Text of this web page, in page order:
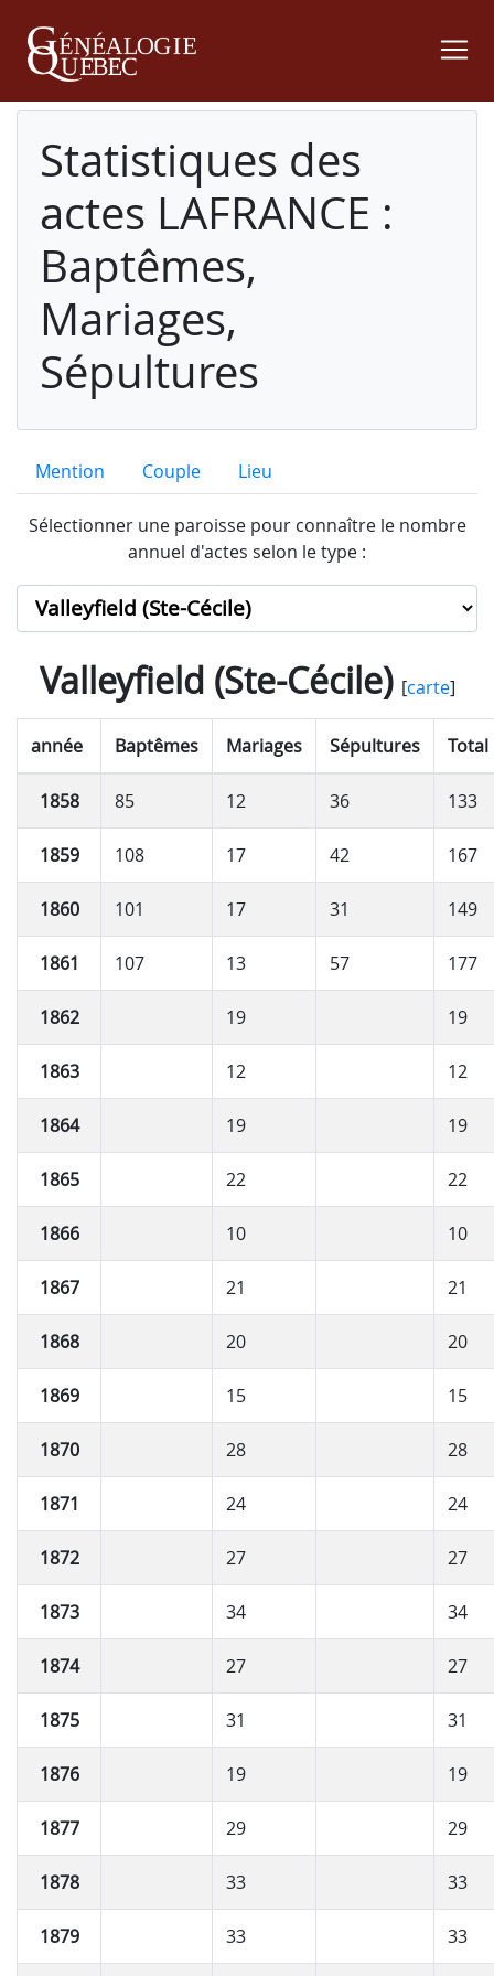
Statistiques des
actes LAFRANCE :
Baptêmes,
Mariages,
Sépultures
Mention Couple Lieu
Sélectionner une paroisse pour connaître le nombre
annuel d'actes selon le type :
Valleyfield (Ste-Cécile)[carte]
année Baptêmes Mariages Sépultures Total
1858 85 12 36 133
1859 108 17 42 167
1860 101 17 31 149
1861 107 13 57 177
1862 19 19
1863 12 12
1864 19 19
1865 22 22
1866 10 10
1867 21 21
1868 20 20
1869 15 15
1870 28 28
1871 24 24
1872 27 27
1873 34 34
1874 27 27
1875 31 31
1876 19 19
1877 29 29
1878 33 33
1879 33 33